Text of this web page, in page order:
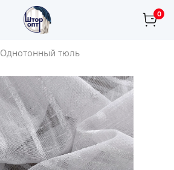
0
Однотонный тюль